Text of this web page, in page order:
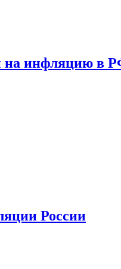
на инфляцию в
России